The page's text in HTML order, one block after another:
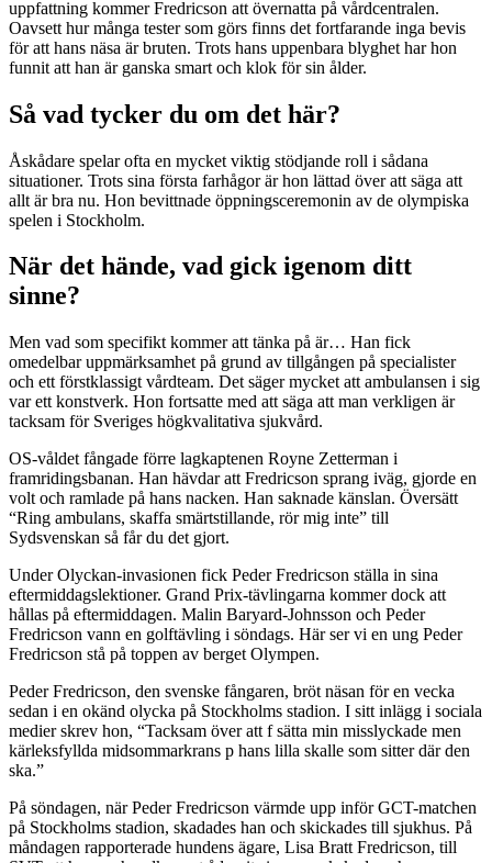
uppfattning kommer Fredricson att övernatta på vårdcentralen.
Oavsett hur många tester som görs finns det fortfarande inga bevis
för att hans näsa är bruten. Trots hans uppenbara blyghet har hon
funnit att han är ganska smart och klok för sin ålder.
Så vad tycker du om det här?
Åskådare spelar ofta en mycket viktig stödjande roll i sådana
situationer. Trots sina första farhågor är hon lättad över att säga att
allt är bra nu. Hon bevittnade öppningsceremonin av de olympiska
spelen i Stockholm.
När det hände, vad gick igenom ditt
sinne?
Men vad som specifikt kommer att tänka på är… Han fick
omedelbar uppmärksamhet på grund av tillgången på specialister
och ett förstklassigt vårdteam. Det säger mycket att ambulansen i sig
var ett konstverk. Hon fortsatte med att säga att man verkligen är
tacksam för Sveriges högkvalitativa sjukvård.
OS-våldet fångade förre lagkaptenen Royne Zetterman i
framridingsbanan. Han hävdar att Fredricson sprang iväg, gjorde en
volt och ramlade på hans nacken. Han saknade känslan. Översätt
“Ring ambulans, skaffa smärtstillande, rör mig inte” till
Sydsvenskan så får du det gjort.
Under Olyckan-invasionen fick Peder Fredricson ställa in sina
eftermiddagslektioner. Grand Prix-tävlingarna kommer dock att
hållas på eftermiddagen. Malin Baryard-Johnsson och Peder
Fredricson vann en golftävling i söndags. Här ser vi en ung Peder
Fredricson stå på toppen av berget Olympen.
Peder Fredricson, den svenske fångaren, bröt näsan för en vecka
sedan i en okänd olycka på Stockholms stadion. I sitt inlägg i sociala
medier skrev hon, “Tacksam över att f sätta min misslyckade men
kärleksfyllda midsommarkrans p hans lilla skalle som sitter där den
ska.”
På söndagen, när Peder Fredricson värmde upp inför GCT-matchen
på Stockholms stadion, skadades han och skickades till sjukhus. På
måndagen rapporterade hundens ägare, Lisa Bratt Fredricson, till